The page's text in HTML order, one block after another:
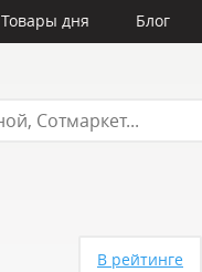
Товары дня Блог
В рейтинге